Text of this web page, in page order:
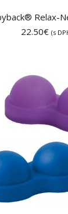
Relax-
22.50€ (s